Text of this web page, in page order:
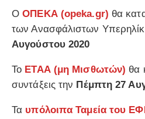
ΟΟΠΕΚΑ (opeka.gr) θα
των Ανασφάλιστων
Αυγούστου 2020
Το ΕΤΑΑ (μη Μισθωτών) θα
συντάξεις την Πέμπτη 27
Τα υπόλοιπα Ταμεία του